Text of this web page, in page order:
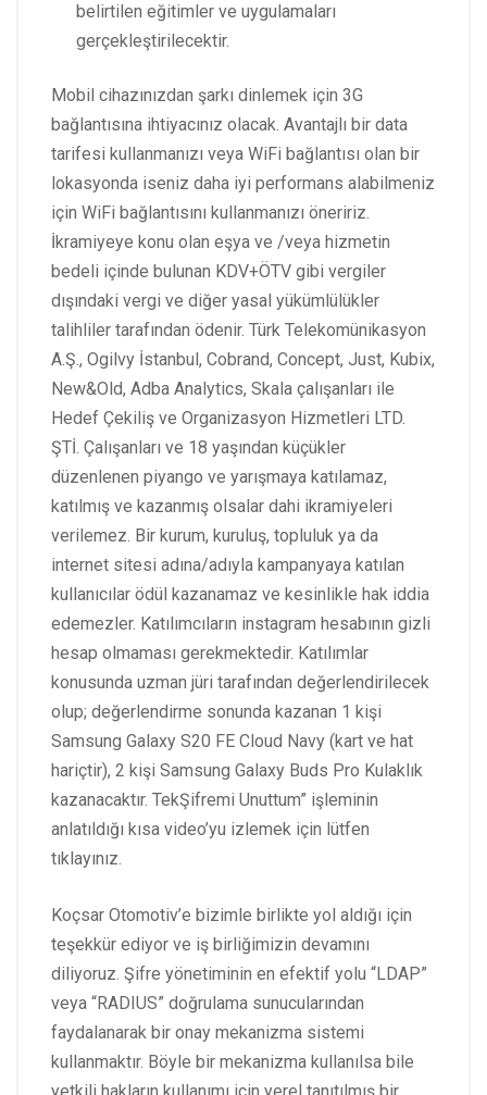
belirtilen eğitimler ve uygulamaları
gerçekleştirilecektir.
Mobil cihazınızdan şarkı dinlemek için 3G
bağlantısına ihtiyacınız olacak. Avantajlı bir data
tarifesi kullanmanızı veya WiFi bağlantısı olan bir
lokasyonda iseniz daha iyi performans alabilmeniz
için WiFi bağlantısını kullanmanızı öneririz.
İkramiyeye konu olan eşya ve /veya hizmetin
bedeli içinde bulunan KDV+ÖTV gibi vergiler
dışındaki vergi ve diğer yasal yükümlülükler
talihliler tarafından ödenir. Türk Telekomünikasyon
A.Ş., Ogilvy İstanbul, Cobrand, Concept, Just, Kubix,
New&Old, Adba Analytics, Skala çalışanları ile
Hedef Çekiliş ve Organizasyon Hizmetleri LTD.
ŞTİ. Çalışanları ve 18 yaşından küçükler
düzenlenen piyango ve yarışmaya katılamaz,
katılmış ve kazanmış olsalar dahi ikramiyeleri
verilemez. Bir kurum, kuruluş, topluluk ya da
internet sitesi adına/adıyla kampanyaya katılan
kullanıcılar ödül kazanamaz ve kesinlikle hak iddia
edemezler. Katılımcıların instagram hesabının gizli
hesap olmaması gerekmektedir. Katılımlar
konusunda uzman jüri tarafından değerlendirilecek
olup; değerlendirme sonunda kazanan 1 kişi
Samsung Galaxy S20 FE Cloud Navy (kart ve hat
hariçtir), 2 kişi Samsung Galaxy Buds Pro Kulaklık
kazanacaktır. TekŞifremi Unuttum” işleminin
anlatıldığı kısa video’yu izlemek için lütfen
tıklayınız.
Koçsar Otomotiv’e bizimle birlikte yol aldığı için
teşekkür ediyor ve iş birliğimizin devamını
diliyoruz. Şifre yönetiminin en efektif yolu “LDAP”
veya “RADIUS” doğrulama sunucularından
faydalanarak bir onay mekanizma sistemi
kullanmaktır. Böyle bir mekanizma kullanılsa bile